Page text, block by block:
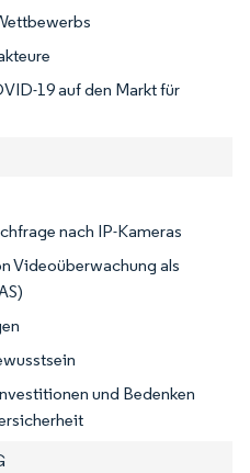
19 auf den Markt für
nach IP-Kameras
Videoüberwachung als
und Bedenken